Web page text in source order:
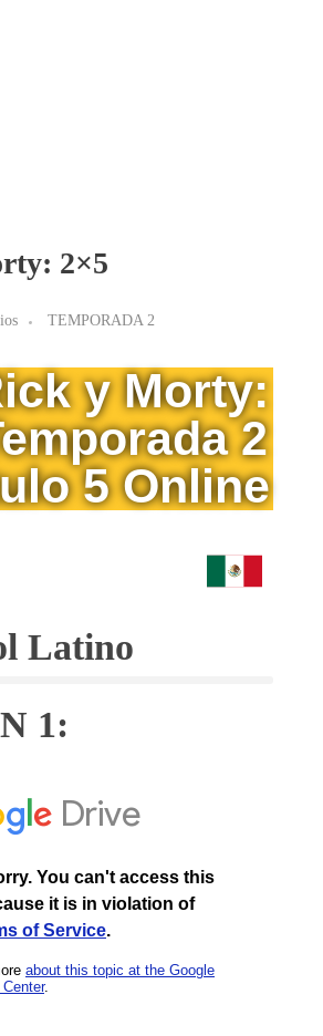
2×5
TEMPORADA 2
y Morty:
2
5 Online
Latino
1: